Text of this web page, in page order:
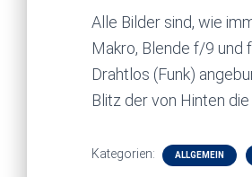
Alle Bilder sind, wie
Makro, Blende f/9 und
Drahtlos (Funk)
Blitz der von Hinten
Kategorien: ALLGEMEIN